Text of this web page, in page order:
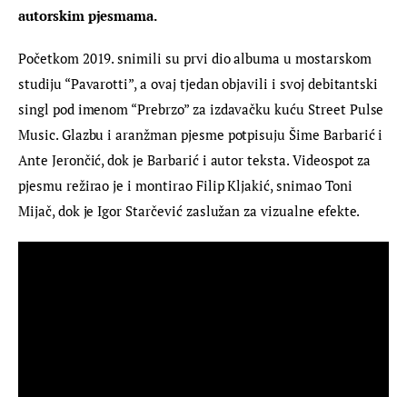
autorskim pjesmama.
Početkom 2019. snimili su prvi dio albuma u mostarskom
studiju “Pavarotti”, a ovaj tjedan objavili i svoj debitantski
singl pod imenom “Prebrzo” za izdavačku kuću Street Pulse
Music. Glazbu i aranžman pjesme potpisuju Šime Barbarić i
Ante Jerončić, dok je Barbarić i autor teksta. Videospot za
pjesmu režirao je i montirao Filip Kljakić, snimao Toni
Mijač, dok je Igor Starčević zaslužan za vizualne efekte.